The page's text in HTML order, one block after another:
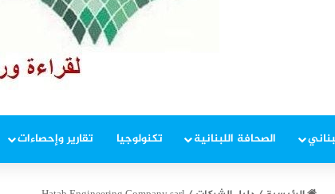
الصحافة اللبنانية تكنولوجيا تقارير وإحصاءات